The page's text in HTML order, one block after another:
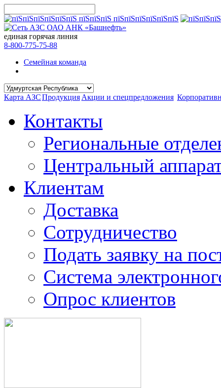
единая горячая линия
8-800-775-75-88
Семейная команда
Карта АЗСПродукция Акции и спецпредложения
Контакты
Региональные
Центральный
Клиентам
Доставка
Сотрудничество
Подать заявку на
Система
Опрос клиентов